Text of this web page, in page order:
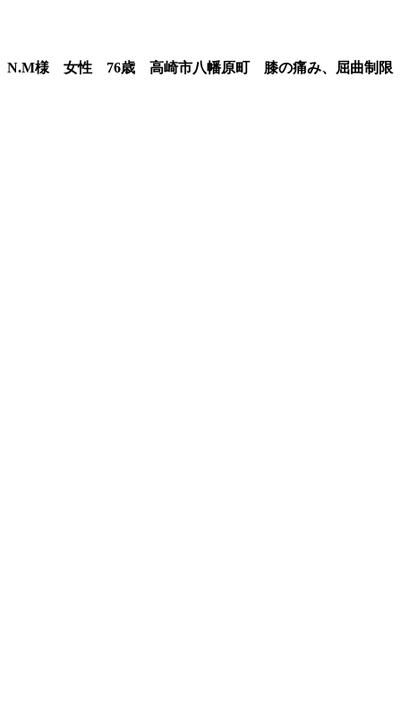
N.M様 女性 76歳 高崎市八幡原町 膝の痛み、屈曲制限